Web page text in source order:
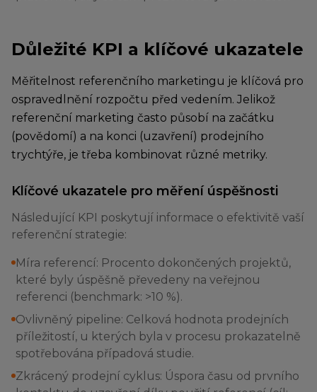
Důležité KPI a klíčové ukazatele
Měřitelnost referenčního marketingu je klíčová pro
ospravedlnění rozpočtu před vedením. Jelikož
referenční marketing často působí na začátku
(povědomí) a na konci (uzavření) prodejního
trychtýře, je třeba kombinovat různé metriky.
Klíčové ukazatele pro měření úspěšnosti
Následující KPI poskytují informace o efektivitě vaší
referenční strategie:
Míra referencí: Procento dokončených projektů,
které byly úspěšně převedeny na veřejnou
referenci (benchmark: >10 %).
Ovlivněný pipeline: Celková hodnota prodejních
příležitostí, u kterých byla v procesu prokazatelně
spotřebována případová studie.
Zkrácený prodejní cyklus: Úspora času od prvního